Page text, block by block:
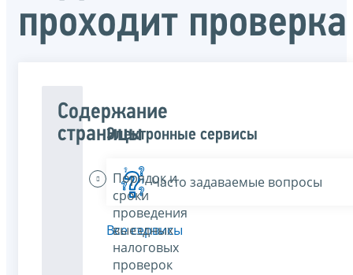
проходит проверка
Содержание
страницы
Порядок и
сроки
проведения
выездных
налоговых
проверок
Электронные сервисы
Часто задаваемые вопросы
Все сервисы